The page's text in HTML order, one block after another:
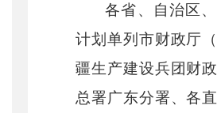
各省、自治区、
计划单列市财政厅
疆生产建设兵团财
总署广东分署、各